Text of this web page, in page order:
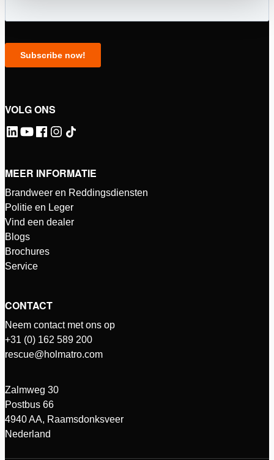
VOLG ONS
MEER INFORMATIE
Brandweer en Reddingsdiensten
Politie en Leger
Vind een dealer
Blogs
Brochures
Service
CONTACT
Neem contact met ons op
+31 (0) 162 589 200
rescue@holmatro.com
Zalmweg 30
Postbus 66
4940 AA, Raamsdonksveer
Nederland